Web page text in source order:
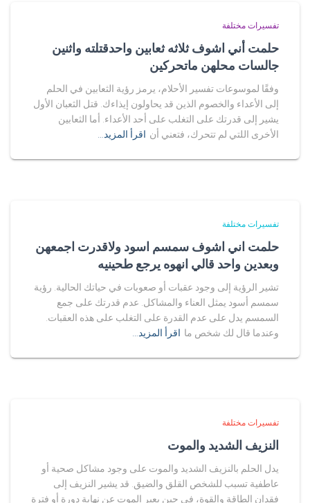
تفسيرات مختلفة
حلمت أني اشوف ثلاثه ثعابين واحدقتلته واثنين
جالسات محلهن ماتحركين
وفقًا لموسوعات تفسير الأحلام، يرمز رؤية الثعابين في الحلم
إلى الأعداء والخصوم الذين قد يحاولون إيذاءك. قتل الثعبان الأول
يشير إلى قدرتك على التغلب على أحد الأعداء. أما الثعابين
الأخرى اللتي لم تتحرك، فتعني أن اقرأ المزيد…
تفسيرات مختلفة
حلمت اني اشوف سمسم اسود ولاقدرت اجمعهن
وبعدين واحد قالي انهوه يرجع طحينيه
تشير الرؤية إلى وجود عقبات أو صعوبات في حياتك الحالية. رؤية
سمسم أسود يمثل العناء والمشاكل. عدم قدرتك على جمع
السمسم يدل على عدم القدرة على التغلب على هذه العقبات.
وعندما قال لك شخص ما اقرأ المزيد…
تفسيرات مختلفة
النزيف الشديد والموت
يدل الحلم بالنزيف الشديد والموت على وجود مشاكل صحية أو
عاطفية تسبب للشخص القلق والضيق. قد يشير النزيف إلى
فقدان الطاقة والقوة، في حين يعبر الموت عن نهاية دورة أو فترة